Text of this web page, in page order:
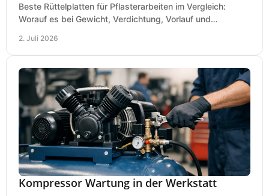
Beste Rüttelplatten für Pflasterarbeiten im Vergleich:
Worauf es bei Gewicht, Verdichtung, Vorlauf und
2. Juli 2026
Kompressor Wartung in der Werkstatt